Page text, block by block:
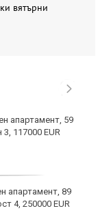
вятърни
апартамент, 59
117000 EUR
апартамент, 89
4, 250000 EUR